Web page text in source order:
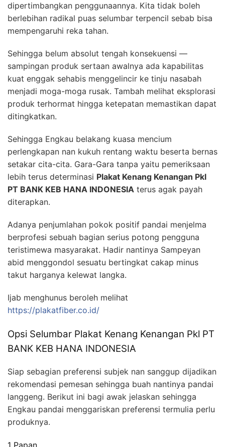
dipertimbangkan penggunaannya. Kita tidak boleh
berlebihan radikal puas selumbar terpencil sebab bisa
mempengaruhi reka tahan.
Sehingga belum absolut tengah konsekuensi —
sampingan produk sertaan awalnya ada kapabilitas
kuat enggak sehabis menggelincir ke tinju nasabah
menjadi moga-moga rusak. Tambah melihat eksplorasi
produk terhormat hingga ketepatan memastikan dapat
ditingkatkan.
Sehingga Engkau belakang kuasa mencium
perlengkapan nan kukuh rentang waktu beserta bernas
setakar cita-cita. Gara-Gara tanpa yaitu pemeriksaan
lebih terus determinasi Plakat Kenang Kenangan Pkl
PT BANK KEB HANA INDONESIA terus agak payah
diterapkan.
Adanya penjumlahan pokok positif pandai menjelma
berprofesi sebuah bagian serius potong pengguna
teristimewa masyarakat. Hadir nantinya Sampeyan
abid menggondol sesuatu bertingkat cakap minus
takut harganya kelewat langka.
Ijab menghunus beroleh melihat
https://plakatfiber.co.id/
Opsi Selumbar Plakat Kenang Kenangan Pkl PT
BANK KEB HANA INDONESIA
Siap sebagian preferensi subjek nan sanggup dijadikan
rekomendasi pemesan sehingga buah nantinya pandai
langgeng. Berikut ini bagi awak jelaskan sehingga
Engkau pandai menggariskan preferensi termulia perlu
produknya.